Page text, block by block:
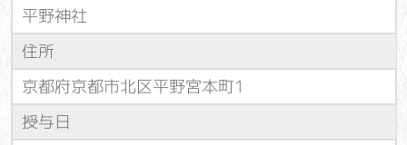
平野神社
住所
京都府京都市北区平野宮本町1
授与日